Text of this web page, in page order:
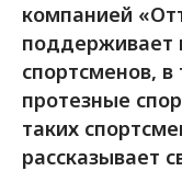
компанией
поддерживает
спортсменов,
протезные
таких
рассказывает